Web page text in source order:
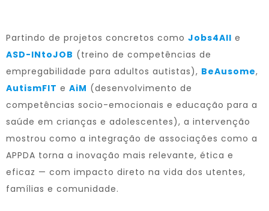
Partindo de projetos concretos como Jobs4All e
ASD-INtoJOB (treino de competências de
empregabilidade para adultos autistas), BeAusome,
AutismFIT e AiM (desenvolvimento de
competências socio-emocionais e educação para a
saúde em crianças e adolescentes), a intervenção
mostrou como a integração de associações como a
APPDA torna a inovação mais relevante, ética e
eficaz — com impacto direto na vida dos utentes,
famílias e comunidade.